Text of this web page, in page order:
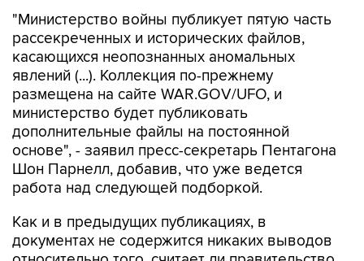
касающихся неопознанных аномальных
явлений (...). Коллекция по-прежнему
размещена на сайте WAR.GOV/UFO, и
министерство будет публиковать
дополнительные файлы на постоянной
основе", - заявил пресс-секретарь Пентагона
Шон Парнелл, добавив, что уже ведется
работа над следующей подборкой.
Как и в предыдущих публикациях, в
относительно того, считает ли правительство
США, что данные об НЛО свидетельствуют о